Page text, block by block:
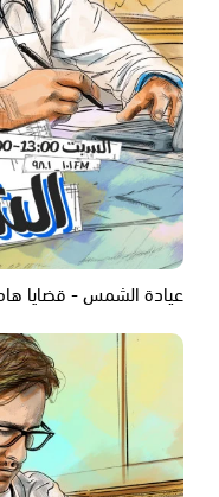
عيادة الشمس - قضايا هامة